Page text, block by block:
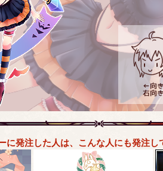
に発注した人は、こんな人にも発注し